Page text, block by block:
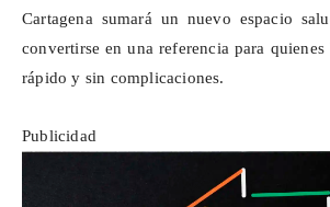
Cartagena sumará un nuevo espacio
convertirse en una referencia para
rápido y sin complicaciones.
Publicidad